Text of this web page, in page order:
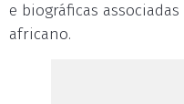
e biográficas
africano.